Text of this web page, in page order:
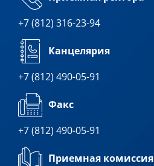
+7 (812) 316-23-94
Канцелярия
+7 (812) 490-05-91
Факс
+7 (812) 490-05-91
Приемная комиссия